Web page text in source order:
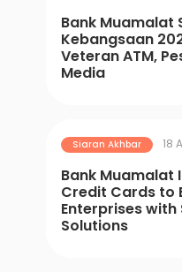
Bank Muamalat
Kebangsaan
Veteran ATM,
Media
Siaran Akhbar 18
Bank Muamalat
Credit Cards to
Enterprises
Solutions